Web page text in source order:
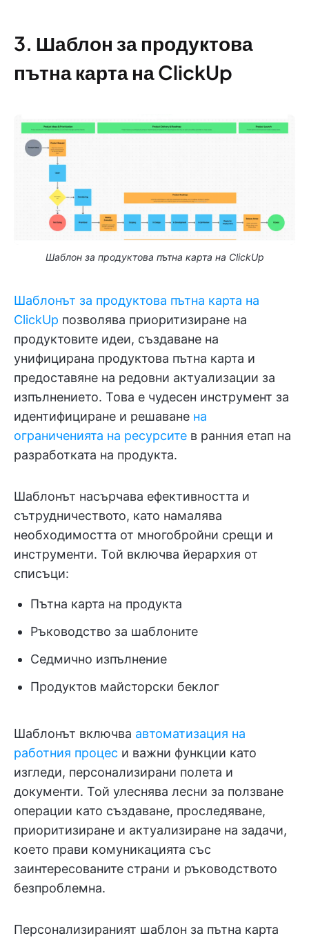
3. Шаблон за продуктова
пътна карта на ClickUp
Шаблон за продуктова пътна карта на ClickUp
Шаблонът за продуктова пътна карта на
ClickUp позволява приоритизиране на
продуктовите идеи, създаване на
унифицирана продуктова пътна карта и
предоставяне на редовни актуализации за
изпълнението. Това е чудесен инструмент за
идентифициране и решаване на
ограниченията на ресурсите в ранния етап на
разработката на продукта.
Шаблонът насърчава ефективността и
сътрудничеството, като намалява
необходимостта от многобройни срещи и
инструменти. Той включва йерархия от
списъци:
Пътна карта на продукта
Ръководство за шаблоните
Седмично изпълнение
Продуктов майсторски беклог
Шаблонът включва автоматизация на
работния процес и важни функции като
изгледи, персонализирани полета и
документи. Той улеснява лесни за ползване
операции като създаване, проследяване,
приоритизиране и актуализиране на задачи,
което прави комуникацията със
заинтересованите страни и ръководството
безпроблемна.
Персонализираният шаблон за пътна карта